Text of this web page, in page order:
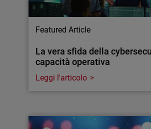
Featured Article
La vera sfida della
capacità operativa
Leggi l'articolo